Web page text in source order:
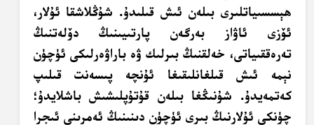
ھېسسىياتلىرى بىلەن ئىش قىلىدۇ. شۇڭلاشقا ئۇلار،
ئۆزى ئاۋاز بەرگەن پارتىيىنىڭ دۆلەتنىڭ
تەرەققىياتى، خەلقنىڭ بىرلىك ۋە باراۋەرلىكى ئۈچۈن
نېمە ئىش قىلغانلىقىغا ئۇنچە پىسەنت قىلىپ
كەتمەيدۇ. شۇنىڭغا بىلەن قۇتۇپلىشىش باشلايدۇ؛
چۈنكى ئۇلارنىڭ بىرى ئۈچۈن دىنىنىڭ ئەمرىنى ئىجرا